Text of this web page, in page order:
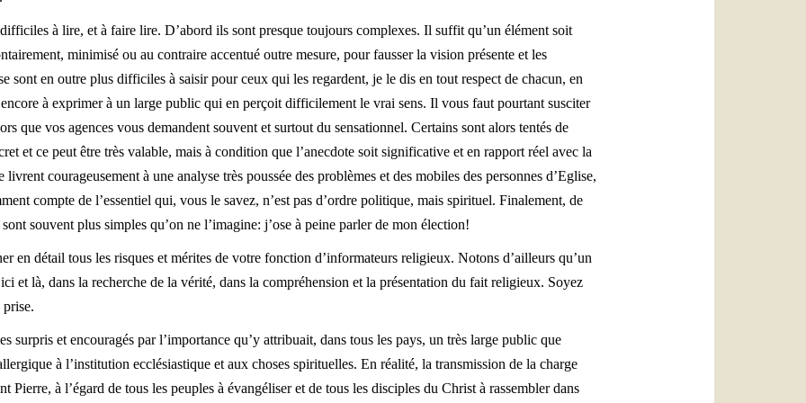
à lire, et à faire lire. D’abord ils sont presque toujours complexes. Il suffit qu’un élément soit
minimisé ou au contraire accentué outre mesure, pour fausser la vision présente et les
sont en outre plus difficiles à saisir pour ceux qui les regardent, je le dis en tout respect de chacun, en
à exprimer à un large public qui en perçoit difficilement le vrai sens. Il vous faut pourtant susciter
que vos agences vous demandent souvent et surtout du sensationnel. Certains sont alors tentés de
et ce peut être très valable, mais à condition que l’anecdote soit significative et en rapport réel avec la
courageusement à une analyse très poussée des problèmes et des mobiles des personnes d’Eglise,
compte de l’essentiel qui, vous le savez, n’est pas d’ordre politique, mais spirituel. Finalement, de
souvent plus simples qu’on ne l’imagine: j’ose à peine parler de mon élection!
en détail tous les risques et mérites de votre fonction d’informateurs religieux. Notons d’ailleurs qu’un
et là, dans la recherche de la vérité, dans la compréhension et la présentation du fait religieux. Soyez
surpris et encouragés par l’importance qu’y attribuait, dans tous les pays, un très large public que
à l’institution ecclésiastique et aux choses spirituelles. En réalité, la transmission de la charge
Pierre, à l’égard de tous les peuples à évangéliser et de tous les disciples du Christ à rassembler dans